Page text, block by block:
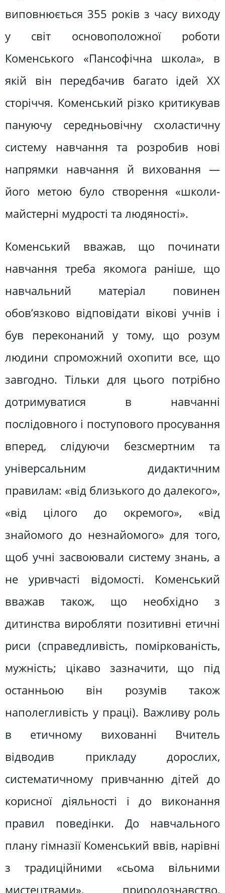
виповнюється 355 років з часу виходу
у світ основоположної роботи
Коменського «Пансофічна школа», в
якій він передбачив багато ідей ХХ
сторіччя. Коменський різко критикував
пануючу середньовічну схоластичну
систему навчання та розробив нові
напрямки навчання й виховання —
його метою було створення «школи-
майстерні мудрості та людяності».
Коменський вважав, що починати
навчання треба якомога раніше, що
навчальний матеріал повинен
обов’язково відповідати вікові учнів і
був переконаний у тому, що розум
людини спроможний охопити все, що
завгодно. Тільки для цього потрібно
дотримуватися в навчанні
послідовного і поступового просування
вперед, слідуючи безсмертним та
універсальним дидактичним
правилам: «від близького до далекого»,
«від цілого до окремого», «від
знайомого до незнайомого» для того,
щоб учні засвоювали систему знань, а
не уривчасті відомості. Коменський
вважав також, що необхідно з
дитинства виробляти позитивні етичні
риси (справедливість, поміркованість,
мужність; цікаво зазначити, що під
останньою він розумів також
наполегливість у праці). Важливу роль
в етичному вихованні Вчитель
відводив прикладу дорослих,
систематичному привчанню дітей до
корисної діяльності і до виконання
правил поведінки. До навчального
плану гімназії Коменський ввів, нарівні
з традиційними «сьома вільними
мистецтвами», природознавство,